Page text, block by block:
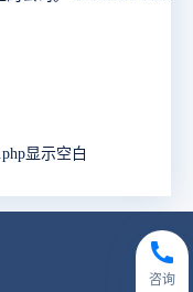
显示空白
咨询